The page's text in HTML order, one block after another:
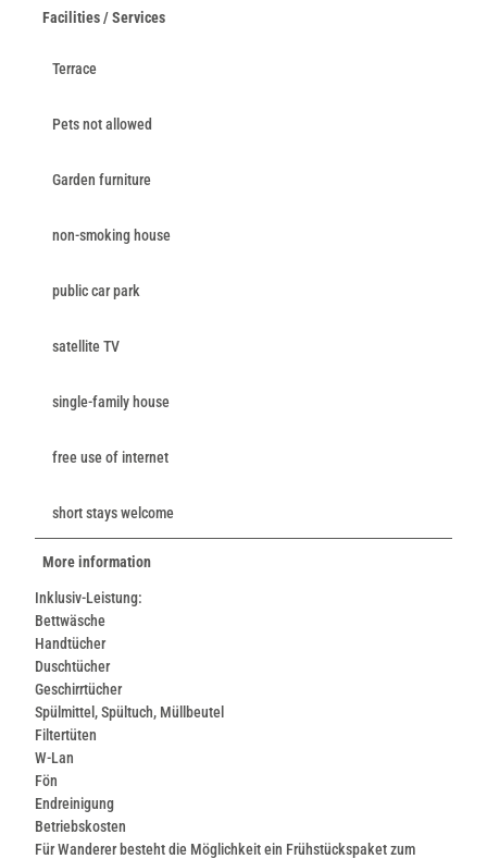
Facilities / Services
Terrace
Pets not allowed
Garden furniture
non-smoking house
public car park
satellite TV
single-family house
free use of internet
short stays welcome
More information
Inklusiv-Leistung:
Bettwäsche
Handtücher
Duschtücher
Geschirrtücher
Spülmittel, Spültuch, Müllbeutel
Filtertüten
W-Lan
Fön
Endreinigung
Betriebskosten
Für Wanderer besteht die Möglichkeit ein Frühstückspaket zum